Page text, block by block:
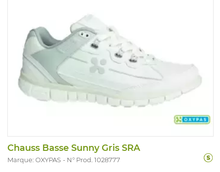
Chauss Basse Sunny Gris SRA
Marque: OXYPAS N° Prod. 1028777